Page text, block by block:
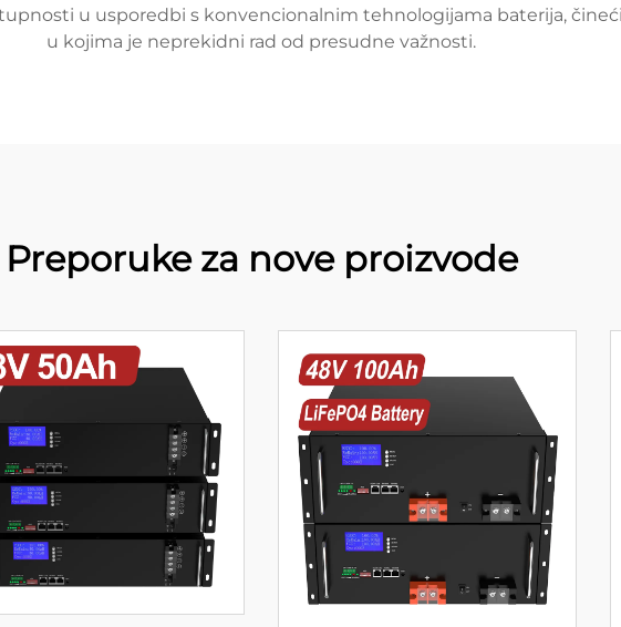
u usporedbi s konvencionalnim tehnologijama baterija,
u kojima je neprekidni rad od presudne važnosti.
Preporuke za nove proizvode